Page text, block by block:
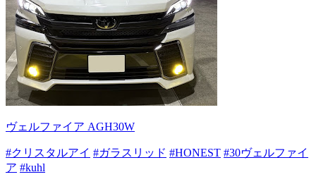
ヴェルファイア AGH30W
#クリスタルアイ #ガラスリッド #HONEST #30ヴェルファイ
ア #kuhl